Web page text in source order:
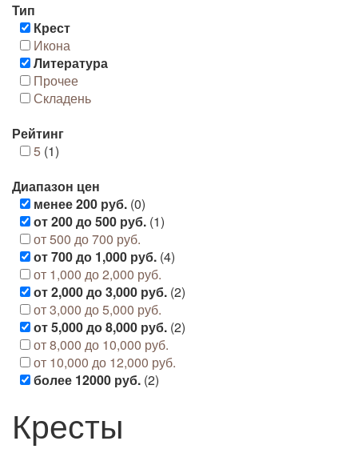
Тип
Крест
Икона
Литература
Прочее
Складень
Рейтинг
5 (1)
Диапазон цен
менее 200 руб. (0)
от 200 до 500 руб. (1)
от 500 до 700 руб.
от 700 до 1,000 руб. (4)
от 1,000 до 2,000 руб.
от 2,000 до 3,000 руб. (2)
от 3,000 до 5,000 руб.
от 5,000 до 8,000 руб. (2)
от 8,000 до 10,000 руб.
от 10,000 до 12,000 руб.
более 12000 руб. (2)
Кресты